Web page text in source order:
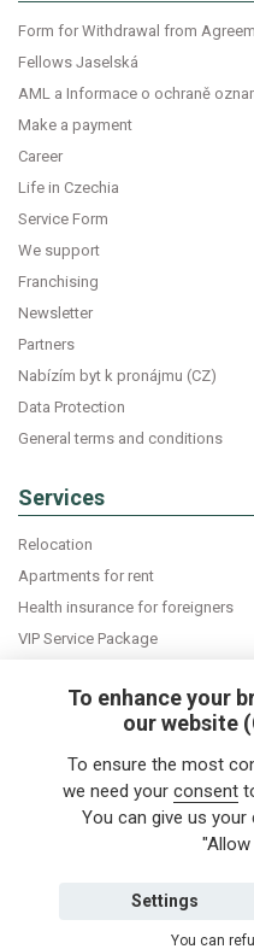
Form for Withdrawal from
Fellows Jaselská
AML a Informace o ochraně
Make a payment
Career
Life in Czechia
Service Form
We support
Franchising
Newsletter
Partners
Nabízím byt k pronájmu (CZ)
Data Protection
General terms and conditions
Services
Relocation
Apartments for rent
Health insurance for foreigners
VIP Service Package
directly into your e-
To enhance your
our website
To ensure the most
we need your consent
You can give us
Settings
You can